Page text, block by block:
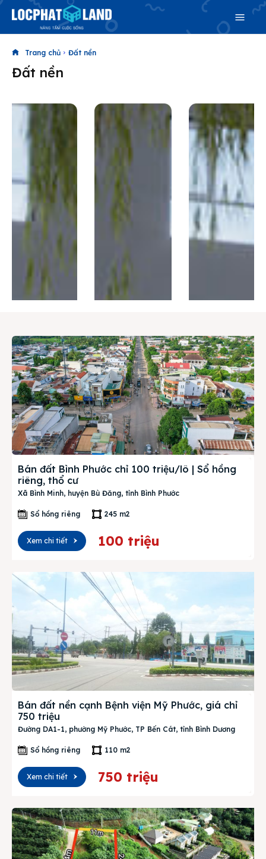
Search
Phiên bản cập nhật V3
& tìm kiếm nhanh chóng hơn
Trang chủ
Dự án
Mua bán
Cho thuê
Thị trường
Search
Trang chủ Đất nền
Đất nền
Bán đất Bình Phước chỉ 100 triệu/lô | Sổ hồng
riêng, thổ cư
Xã Bình Minh, huyện Bù Đăng, tỉnh Bình Phước
Sổ hồng riêng 245 m2
Xem chi tiết 100 triệu
Bán đất nền cạnh Bệnh viện Mỹ Phước, giá chỉ
750 triệu
Đường DA1-1, phường Mỹ Phước, TP Bến Cát, tỉnh Bình Dương
Sổ hồng riêng 110 m2
Xem chi tiết 750 triệu